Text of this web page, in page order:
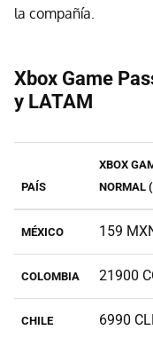
la compañía.
Xbox Game
y LATAM
PAÍS
XBOX
NORMAL
MÉXICO 159
COLOMBIA 21900
CHILE 6990